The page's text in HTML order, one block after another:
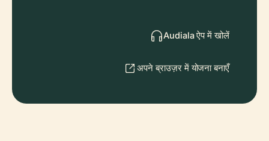
Audiala ऐप में खोलें
अपने ब्राउज़र में योजना बनाएँ